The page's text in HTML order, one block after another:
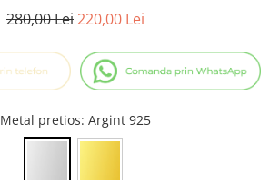
280,00 Lei220,00 Lei
Metal pretios: Argint 925